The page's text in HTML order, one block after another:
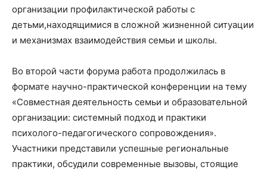
организации профилактической работы с
детьми,находящимися в сложной жизненной ситуации
и механизмах взаимодействия семьи и школы.
Во второй части форума работа продолжилась в
формате научно-практической конференции на тему
«Совместная деятельность семьи и образовательной
организации: системный подход и практики
психолого-педагогического сопровождения».
Участники представили успешные региональные
практики, обсудили современные вызовы, стоящие